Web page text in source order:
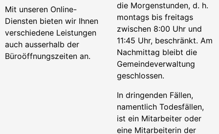
Mit unseren Online-
Diensten bieten wir Ihnen
verschiedene Leistungen
auch ausserhalb der
Büroöffnungszeiten an.
die Morgenstunden, d. h.
montags bis freitags
zwischen 8:00 Uhr und
11:45 Uhr, beschränkt. Am
Nachmittag bleibt die
Gemeindeverwaltung
geschlossen.
In dringenden Fällen,
namentlich Todesfällen,
ist ein Mitarbeiter oder
eine Mitarbeiterin der